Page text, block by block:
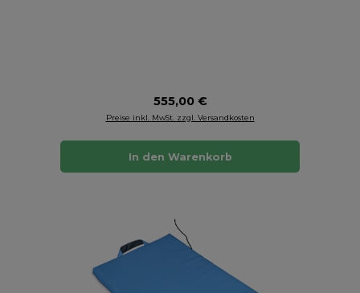
Regulärer Preis:
555,00 €
Preise inkl. MwSt. zzgl. Versandkosten
In den Warenkorb